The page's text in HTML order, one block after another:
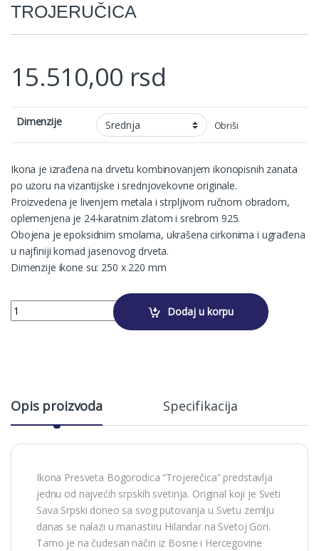
TROJERUČICA
15.510,00 rsd
Dimenzije Obriši
Ikona je izrađena na drvetu kombinovanjem ikonopisnih zanata
po uzoru na vizantijske i srednjovekovne originale.
Proizvedena je livenjem metala i strpljivom ručnom obradom,
oplemenjena je 24-karatnim zlatom i srebrom 925.
Obojena je epoksidnim smolama, ukrašena cirkonima i ugrađena
u najfiniji komad jasenovog drveta.
Dimenzije ikone su: 250 x 220 mm
PRESVETA BOGORODICA TROJERUČICA quantity
Dodaj u korpu
Opis proizvoda Specifikacija
Ikona Presveta Bogorodica “Trojerečica” predstavlja
jednu od najvećih srpskih svetinja. Original koji je Sveti
Sava Srpski doneo sa svog putovanja u Svetu zemlju
danas se nalazi u manastiru Hilandar na Svetoj Gori.
Tamo je na čudesan način iz Bosne i Hercegovine